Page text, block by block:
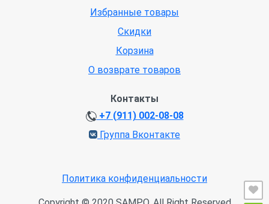
Избранные товары
Скидки
Корзина
О возврате товаров
Контакты
+7 (911) 002-08-08
Группа Вконтакте
Политика конфиденциальности